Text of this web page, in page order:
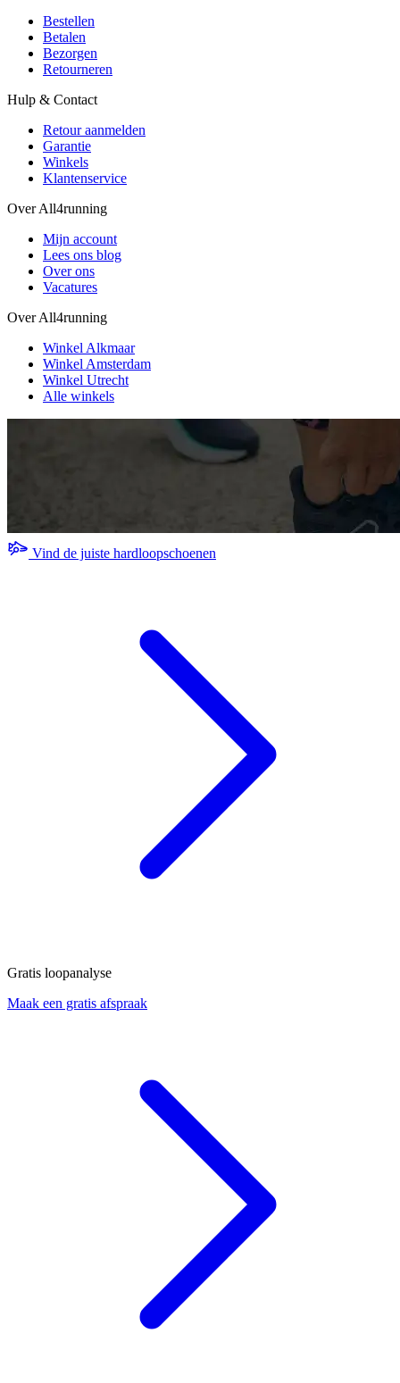
Bestellen
Betalen
Bezorgen
Retourneren
Hulp & Contact
Retour aanmelden
Garantie
Winkels
Klantenservice
Over All4running
Mijn account
Lees ons blog
Over ons
Vacatures
Over All4running
Winkel Alkmaar
Winkel Amsterdam
Winkel Utrecht
Alle winkels
Vind de juiste hardloopschoenen
Gratis loopanalyse
Maak een gratis afspraak